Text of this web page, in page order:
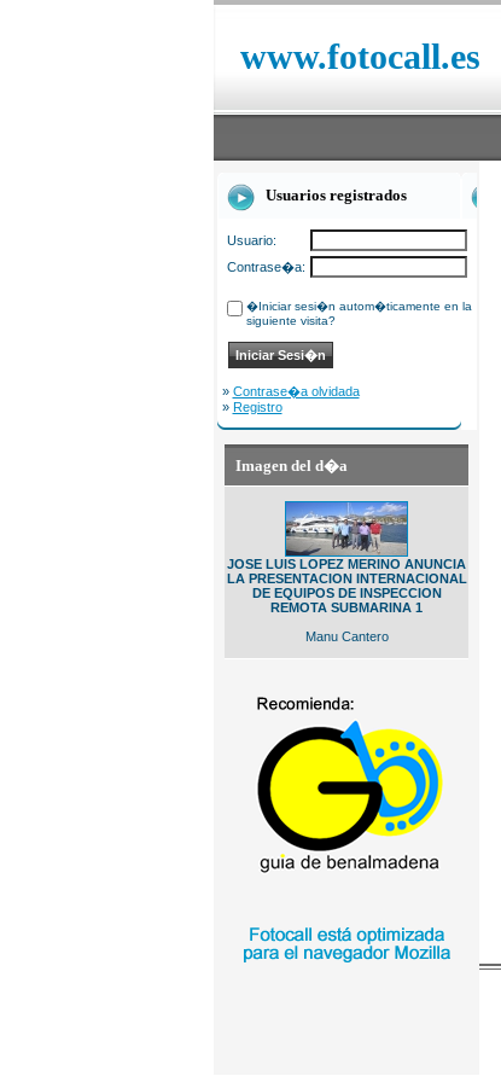
www.fotocall.es
Usuarios registrados
Usuario:
Contrase�a:
�Iniciar sesi�n autom�ticamente en la
siguiente visita?
» Contrase�a olvidada
» Registro
Imagen del d�a
JOSE LUIS LOPEZ MERINO ANUNCIA
LA PRESENTACION INTERNACIONAL
DE EQUIPOS DE INSPECCION
REMOTA SUBMARINA 1
Manu Cantero